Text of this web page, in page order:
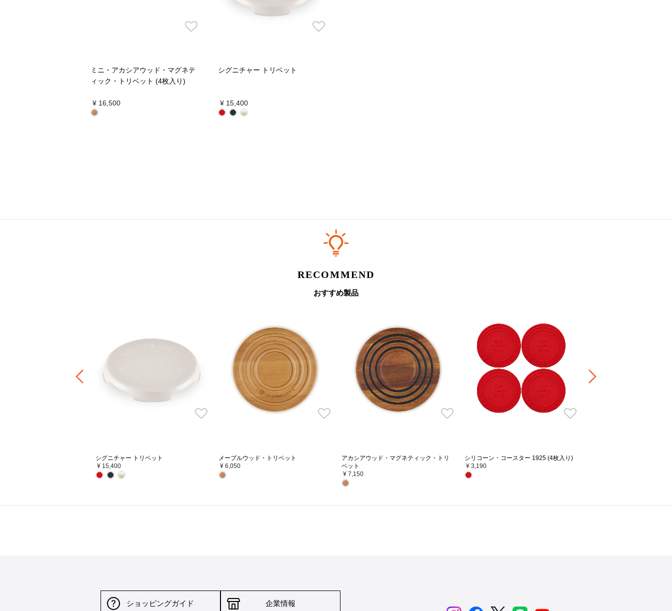
ミニ・アカシアウッド・マグネテ
ィック・トリベット (4枚入り)
¥ 16,500
シグニチャー トリベット
¥ 15,400
RECOMMEND
おすすめ製品
シグニチャー トリベット
¥ 15,400
メープルウッド・トリベット
¥ 6,050
アカシアウッド・マグネティック・トリ
ベット
¥ 7,150
シリコーン・コースター 1925 (4枚入り)
¥ 3,190
ショッピングガイド 企業情報